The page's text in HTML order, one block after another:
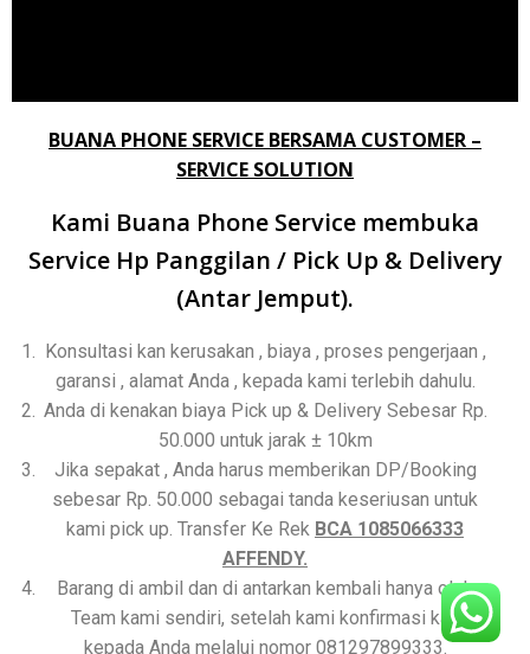
BUANA PHONE SERVICE BERSAMA CUSTOMER –
SERVICE SOLUTION
Kami Buana Phone Service membuka
Service Hp Panggilan / Pick Up & Delivery
(Antar Jemput).
Konsultasi kan kerusakan , biaya , proses pengerjaan ,
garansi , alamat Anda , kepada kami terlebih dahulu.
Anda di kenakan biaya Pick up & Delivery Sebesar Rp.
50.000 untuk jarak ± 10km
Jika sepakat , Anda harus memberikan DP/Booking
sebesar Rp. 50.000 sebagai tanda keseriusan untuk
kami pick up. Transfer Ke Rek BCA 1085066333
AFFENDY.
Barang di ambil dan di antarkan kembali hanya oleh
Team kami sendiri, setelah kami konfirmasi kan
kepada Anda melalui nomor 081297899333.